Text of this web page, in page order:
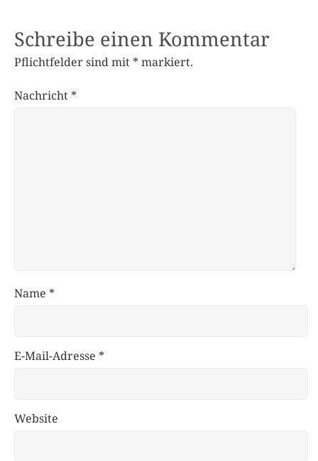
Schreibe einen Kommentar
Pflichtfelder sind mit * markiert.
Nachricht *
Name *
E-Mail-Adresse *
Website